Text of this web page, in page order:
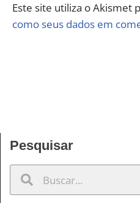
Este site utiliza o Akismet
como seus dados em
Pesquisar